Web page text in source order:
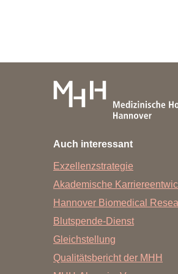
Auch interessant
Exzellenzstrategie
Akademische
Hannover Biomedical
Blutspende-Dienst
Gleichstellung
Qualitätsbericht der MHH